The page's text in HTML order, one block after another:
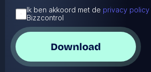
Ik ben akkoord met de privacy policy
Bizzcontrol
Download